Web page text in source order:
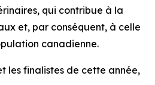
qui contribue à la
et, par conséquent, à celle
canadienne.
les finalistes de cette année,